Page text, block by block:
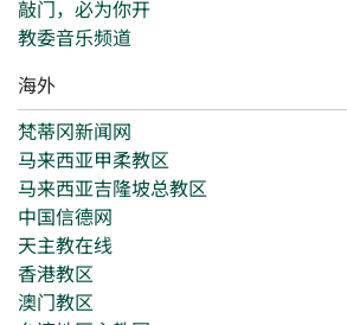
敲门，必为你开
教委音乐频道
海外
梵蒂冈新闻网
马来西亚甲柔教区
马来西亚吉隆坡总教区
中国信德网
天主教在线
香港教区
澳门教区